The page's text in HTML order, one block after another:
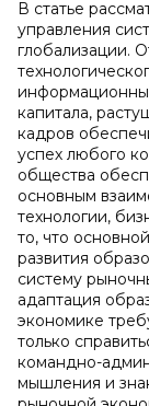
В статье
управления
глобализации.
капитала,
кадров
успех любого
общества
основным
технологии,
то, что
развития
систему
адаптация
экономике
только
командно-
мышления и